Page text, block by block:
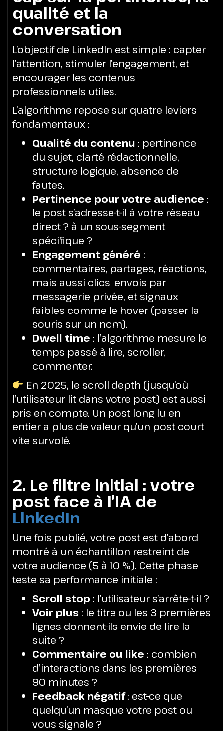
qualité et la
conversation
L’objectif de LinkedIn est simple : capter
l’attention, stimuler l’engagement, et
encourager les contenus
professionnels utiles.
L’algorithme repose sur quatre leviers
fondamentaux :
Qualité du contenu : pertinence
du sujet, clarté rédactionnelle,
structure logique, absence de
fautes.
Pertinence pour votre audience :
le post s’adresse-t-il à votre réseau
direct ? à un sous-segment
spécifique ?
Engagement généré :
commentaires, partages, réactions,
mais aussi clics, envois par
messagerie privée, et signaux
faibles comme le hover (passer la
souris sur un nom).
Dwell time : l’algorithme mesure le
temps passé à lire, scroller,
commenter.
En 2025, le scroll depth (jusqu’où
l’utilisateur lit dans votre post) est aussi
pris en compte. Un post long lu en
entier a plus de valeur qu’un post court
vite survolé.
2. Le filtre initial : votre
post face à l’IA de
LinkedIn
Une fois publié, votre post est d’abord
montré à un échantillon restreint de
votre audience (5 à 10 %). Cette phase
teste sa performance initiale :
Scroll stop : l’utilisateur s’arrête-t-il ?
Voir plus : le titre ou les 3 premières
lignes donnent-ils envie de lire la
suite ?
Commentaire ou like : combien
d’interactions dans les premières
90 minutes ?
Feedback négatif: est-ce que
quelqu’un masque votre post ou
vous signale ?